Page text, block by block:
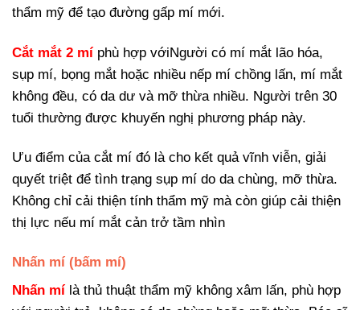
thẩm mỹ để tạo đường gấp mí mới.
Cắt mắt 2 mí phù hợp vớiNgười có mí mắt lão hóa,
sụp mí, bọng mắt hoặc nhiều nếp mí chồng lấn, mí mắt
không đều, có da dư và mỡ thừa nhiều. Người trên 30
tuổi thường được khuyến nghị phương pháp này.
Ưu điểm của cắt mí đó là cho kết quả vĩnh viễn, giải
quyết triệt để tình trạng sụp mí do da chùng, mỡ thừa.
Không chỉ cải thiện tính thẩm mỹ mà còn giúp cải thiện
thị lực nếu mí mắt cản trở tầm nhìn
Nhấn mí (bấm mí)
Nhấn mí là thủ thuật thẩm mỹ không xâm lấn, phù hợp